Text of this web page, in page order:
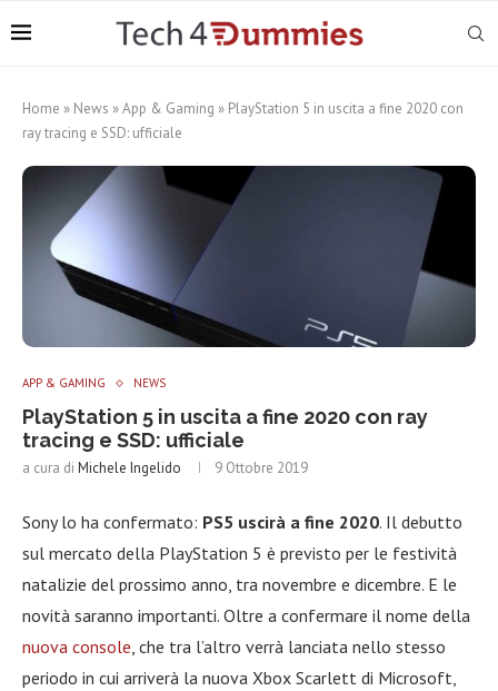
Home » News »App & Gaming » PlayStation 5 in uscita a fine 2020 con
ray tracing e SSD: ufficiale
APP & GAMING NEWS
PlayStation 5 in uscita a fine 2020 con ray
tracing e SSD: ufficiale
a cura di Michele Ingelido 9 Ottobre 2019
Sony lo ha confermato: PS5 uscirà a fine 2020. Il debutto
sul mercato della PlayStation 5 è previsto per le festività
natalizie del prossimo anno, tra novembre e dicembre. E le
novità saranno importanti. Oltre a confermare il nome della
nuova console, che tra l’altro verrà lanciata nello stesso
periodo in cui arriverà la nuova Xbox Scarlett di Microsoft,